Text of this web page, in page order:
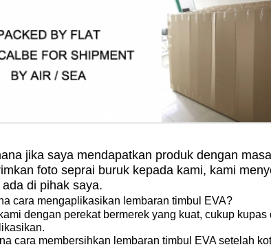
jika saya mendapatkan produk dengan
foto seprai buruk kepada kami, kami
di pihak saya.
cara mengaplikasikan lembaran timbul EVA?
dengan perekat bermerek yang kuat, cukup
cara membersihkan lembaran timbul EVA setelah